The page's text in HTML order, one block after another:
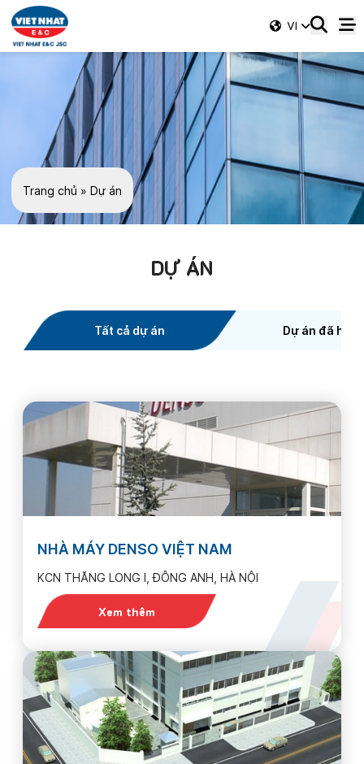
VI
Trang chủ » Dự án
DỰ ÁN
Tất cả dự án Dự án đã
NHÀ MÁY DENSO VIỆT NAM
KCN THĂNG LONG I, ĐÔNG ANH, HÀ NỘI
Xem thêm